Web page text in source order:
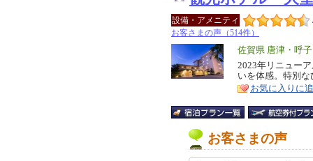
設備・アメニティ
お客さまの声（514件）
エ
リ
ア
佐賀県 唐津・呼子
特
徴
2023年リニュー
いを体感。特別な
お気に入りに
お客さまの声